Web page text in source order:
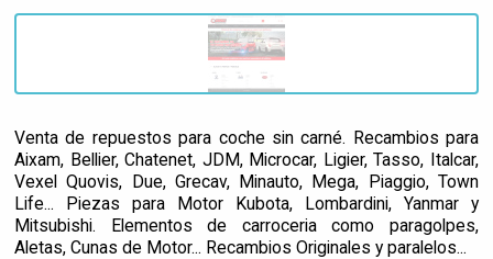
Venta de repuestos para coche sin carné. Recambios para
Aixam, Bellier, Chatenet, JDM, Microcar, Ligier, Tasso, Italcar,
Vexel Quovis, Due, Grecav, Minauto, Mega, Piaggio, Town
Life... Piezas para Motor Kubota, Lombardini, Yanmar y
Mitsubishi. Elementos de carroceria como paragolpes,
Aletas, Cunas de Motor... Recambios Originales y paralelos...